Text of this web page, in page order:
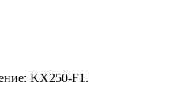
KX250-F1.